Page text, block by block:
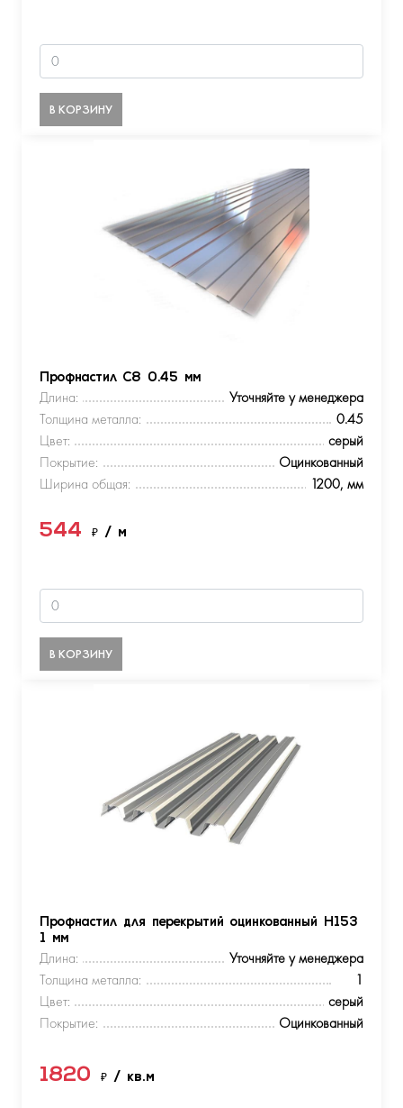
В КОРЗИНУ
Профнастил С8 0.45 мм
Длина:
Уточняйте у менеджера
Толщина металла:
0.45
Цвет:
серый
Покрытие:
Оцинкованный
Ширина общая:
1200, мм
544 ₽ / м
В КОРЗИНУ
Профнастил для перекрытий оцинкованный Н153
1 мм
Длина:
Уточняйте у менеджера
Толщина металла:
1
Цвет:
серый
Покрытие:
Оцинкованный
1820 ₽ / кв.м